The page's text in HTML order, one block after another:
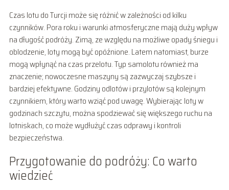
Czas lotu do Turcji może się różnić w zależności od kilku
czynników. Pora roku i warunki atmosferyczne mają duży wpływ
na długość podróży. Zimą, ze względu na możliwe opady śniegu i
oblodzenie, loty mogą być opóźnione. Latem natomiast, burze
mogą wpłynąć na czas przelotu. Typ samolotu również ma
znaczenie; nowoczesne maszyny są zazwyczaj szybsze i
bardziej efektywne. Godziny odlotów i przylotów są kolejnym
czynnikiem, który warto wziąć pod uwagę. Wybierając loty w
godzinach szczytu, można spodziewać się większego ruchu na
lotniskach, co może wydłużyć czas odprawy i kontroli
bezpieczeństwa.
Przygotowanie do podróży: Co warto
wiedzieć